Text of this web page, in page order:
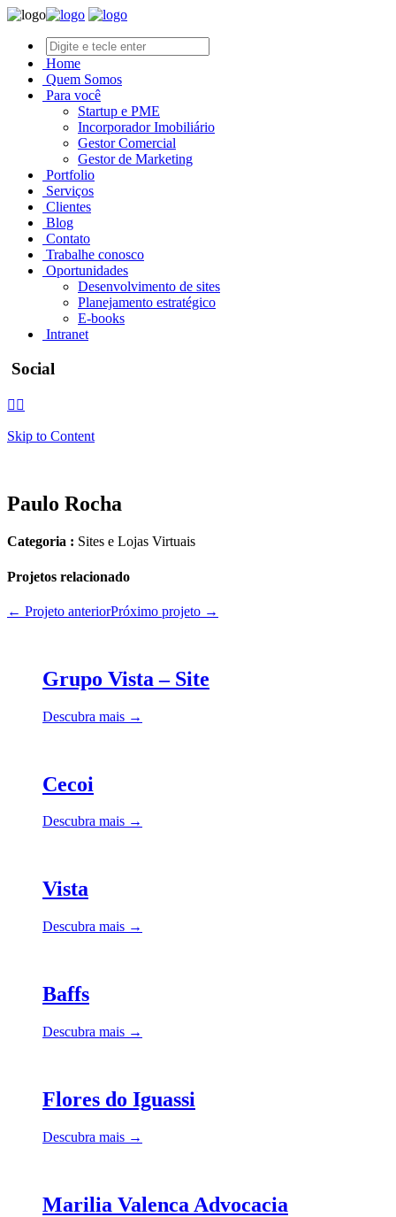
Home
Quem Somos
Para você
Startup e PME
Incorporador Imobiliário
Gestor Comercial
Gestor de Marketing
Portfolio
Serviços
Clientes
Blog
Contato
Trabalhe conosco
Oportunidades
Desenvolvimento de sites
Planejamento estratégico
E-books
Intranet
Social
 
Skip to Content
Paulo Rocha
Categoria : Sites e Lojas Virtuais
Projetos relacionado
← Projeto anteriorPróximo projeto →
Grupo Vista – Site
Descubra mais →
Cecoi
Descubra mais →
Vista
Descubra mais →
Baffs
Descubra mais →
Flores do Iguassi
Descubra mais →
Marilia Valenca Advocacia